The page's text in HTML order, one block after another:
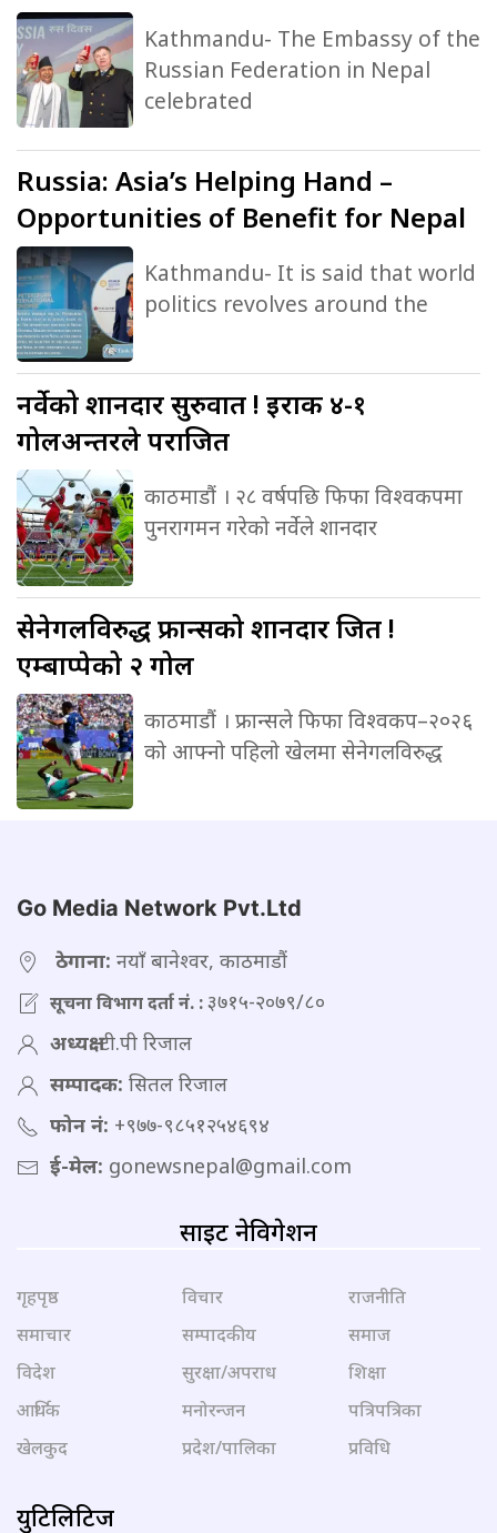
Kathmandu- The Embassy of the
Russian Federation in Nepal
celebrated
Russia: Asia’s Helping Hand –
Opportunities of Benefit for Nepal
Kathmandu- It is said that world
politics revolves around the
नर्वेकोशानदार सुरुवात ! इराक ४-१
गोलअन्तरले पराजित
काठमाडौं । २८ वर्षपछि फिफा विश्वकपमा
पुनरागमन गरेको नर्वेले शानदार
सेनेगलविरुद्धफ्रान्सको शानदार जित !
एम्बाप्पेको २ गोल
काठमाडौं । फ्रान्सले फिफा विश्वकप–२०२६
को आफ्नो पहिलो खेलमा सेनेगलविरुद्ध
Go Media Network Pvt.Ltd
ठेगाना: नयाँ बानेश्वर, काठमाडौं
सूचना विभाग दर्ता नं. :३७१५-२०७९/८०
अध्यक्ष:टी.पी रिजाल
सम्पादक: सितल रिजाल
फोन नं: +९७७-९८५१२५४६९४
ई-मेल: gonewsnepal@gmail.com
साइट नेविगेशन
गृहपृष्ठ
समाचार
विदेश
आर्थिक
खेलकुद
विचार
सम्पादकीय
सुरक्षा/अपराध
मनोरन्जन
प्रदेश/पालिका
राजनीति
समाज
शिक्षा
पत्रिपत्रिका
प्रविधि
युटिलिटिज